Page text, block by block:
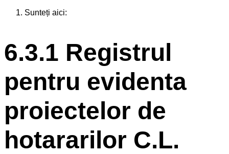
Sunteți aici:
6.3.1 Registrul
pentru evidenta
proiectelor de
hotararilor C.L.